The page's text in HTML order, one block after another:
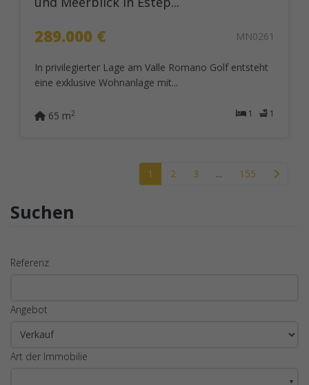
289.000 € MN0261
In privilegierter Lage am Valle Romano Golf entsteht
eine exklusive Wohnanlage mit...
1 1
65 m2
1 2 3 ... 155
Suchen
Referenz
Angebot
Art der Immobilie
▼